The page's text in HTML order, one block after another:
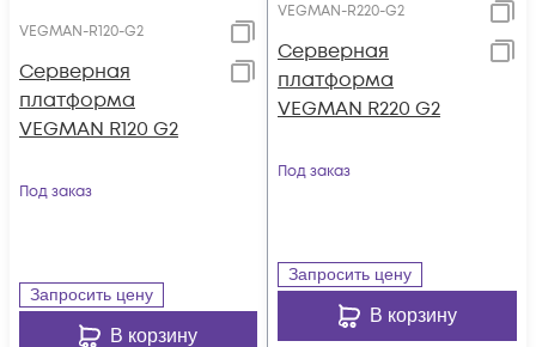
VEGMAN-R120-G2
Серверная
платформа
VEGMAN R120 G2
Под заказ
Запросить цену
В корзину
VEGMAN-R220-G2
Серверная
платформа
VEGMAN R220 G2
Под заказ
Запросить цену
В корзину